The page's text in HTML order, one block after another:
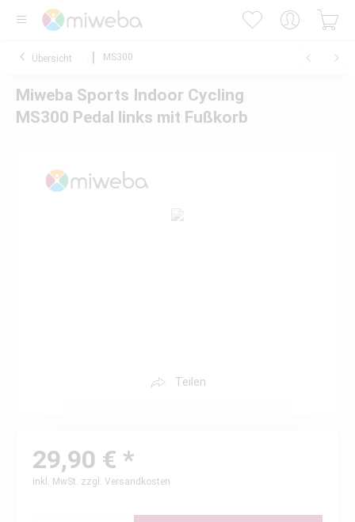
Übersicht MS300
Miweba Sports Indoor Cycling
MS300 Pedal links mit Fußkorb
Teilen
29,90 € *
inkl. MwSt. zzgl. Versandkosten